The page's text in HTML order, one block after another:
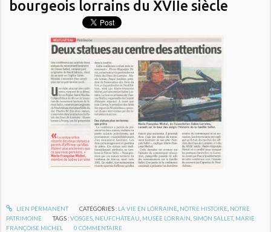
bourgeois lorrains du XVIIe siècle
LIEN PERMANENT CATÉGORIES : LA VIE EN LORRAINE, NOTRE HISTOIRE, NOTRE
PATRIMOINE
TAGS :VOSGES NEUFCHÂTEAU MUSÉE LORRAIN ,SIMON SALLET, MARIE
FRANÇOISE MICHEL
0 COMMENTAIRE